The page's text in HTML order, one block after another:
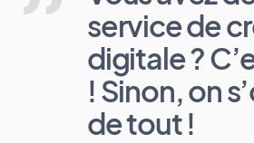
service de
digitale ?
! Sinon, on
de tout !